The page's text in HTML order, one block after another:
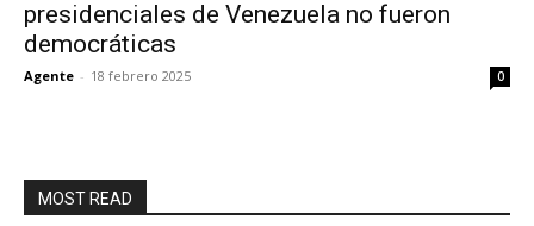
presidenciales de Venezuela no fueron
democráticas
Agente - 18 febrero 2025 0
MOST READ